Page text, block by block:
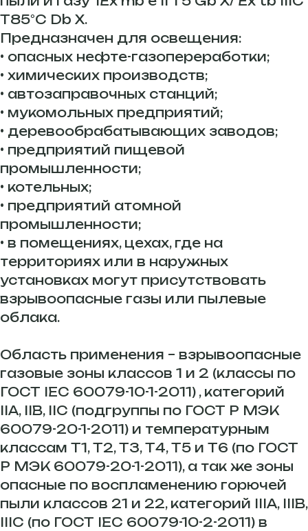
Т85°C Db Х.
Предназначен для освещения:
• опасных нефте-газопереработки;
• химических производств;
• автозаправочных станций;
• мукомольных предприятий;
• деревообрабатывающих заводов;
• предприятий пищевой
промышленности;
• котельных;
• предприятий атомной
промышленности;
• в помещениях, цехах, где на
территориях или в наружных
установках могут присутствовать
взрывоопасные газы или пылевые
облака.
Область применения – взрывоопасные
газовые зоны классов 1 и 2 (классы по
ГОСТ IEC 60079-10-1-2011) , категорий
IIA, IIB, IIC (подгруппы по ГОСТ Р МЭК
60079-20-1-2011) и температурным
классам Т1, Т2, Т3, Т4, Т5 и Т6 (по ГОСТ
Р МЭК 60079-20-1-2011), а так же зоны
опасные по воспламенению горючей
пыли классов 21 и 22, категорий IIIA, IIIB,
IIIC (по ГОСТ IEC 60079-10-2-2011) в